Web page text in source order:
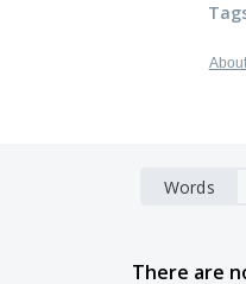
Words
There are